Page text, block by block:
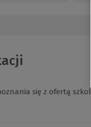
się z ofertą